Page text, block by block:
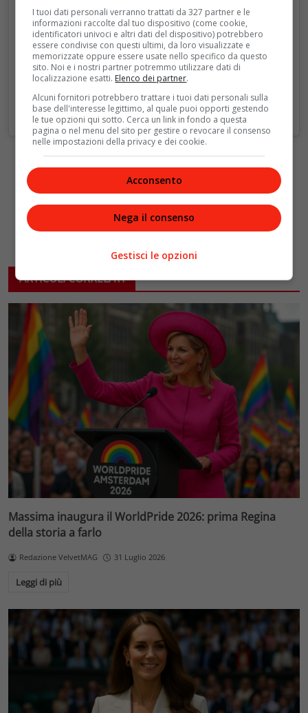
ARTICOLI CORRELATI
Massima inaugura il WorldPride 2026: prima Regina
della storia a farlo
Redazione VelvetMAG 31 Luglio 2026
Leggi di più
I tuoi dati personali verranno trattati da 327 partner e le
informazioni raccolte dal tuo dispositivo (come cookie,
identificatori univoci e altri dati del dispositivo) potrebbero
essere condivise con questi ultimi, da loro visualizzate e
memorizzate oppure essere usate nello specifico da questo
sito. Noi e i nostri partner potremmo utilizzare dati di
localizzazione esatti. Elenco dei partner.
Alcuni fornitori potrebbero trattare i tuoi dati personali sulla
base dell'interesse legittimo, al quale puoi opporti gestendo
le tue opzioni qui sotto. Cerca un link in fondo a questa
pagina o nel menu del sito per gestire o revocare il consenso
nelle impostazioni della privacy e dei cookie.
Acconsento
Nega il consenso
Gestisci le opzioni